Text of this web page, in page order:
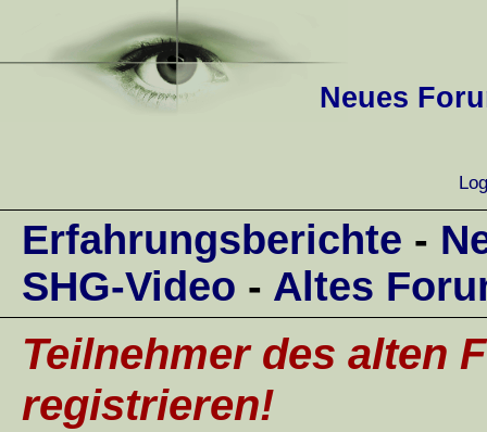
Neues
Erfahrungsberichte -
SHG-Video - Altes
Teilnehmer des alten
registrieren!